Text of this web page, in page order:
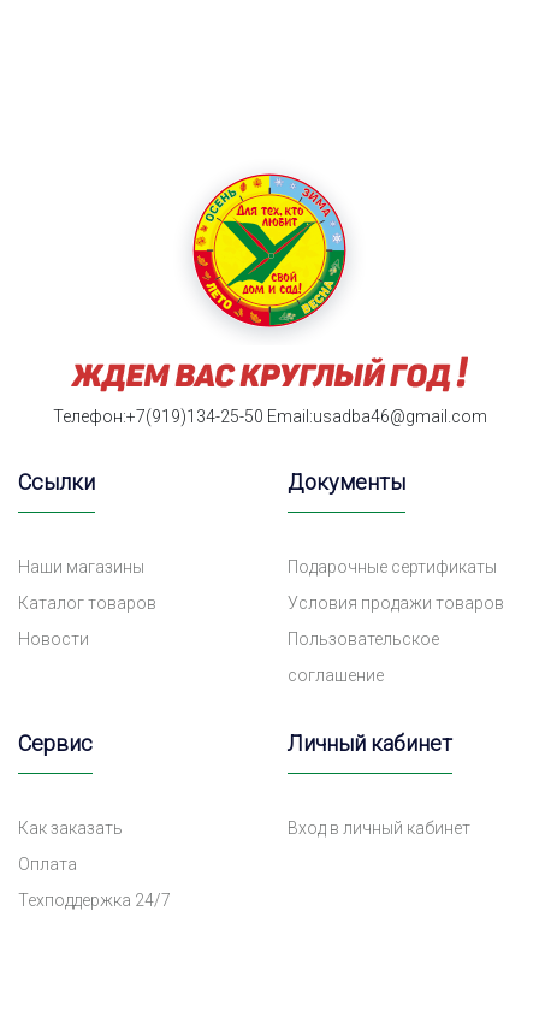
Телефон:+7(919)134-25-50 Email:usadba46@gmail.com
Ссылки
Наши магазины
Каталог товаров
Новости
Документы
Подарочные сертификаты
Условия продажи товаров
Пользовательское
соглашение
Сервис
Как заказать
Оплата
Техподдержка 24/7
Личный кабинет
Вход в личный кабинет